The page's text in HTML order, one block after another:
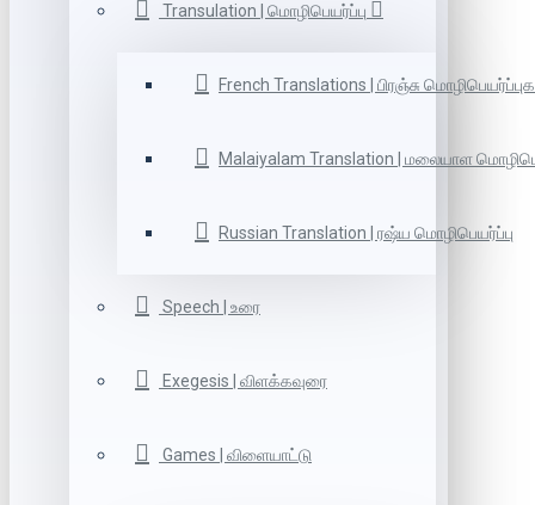
Transulation | மொழிபெயர்ப்பு
French Translations | பிரஞ்சு
Malaiyalam Translation | மலையாள
Russian Translation | ரஷ்ய மொழிபெயர்ப்பு
Speech | உரை
Exegesis | விளக்கவுரை
Games | விளையாட்டு